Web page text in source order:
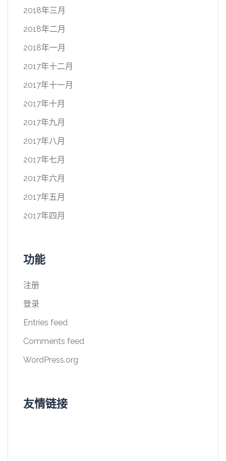
2018年三月
2018年二月
2018年一月
2017年十二月
2017年十一月
2017年十月
2017年九月
2017年八月
2017年七月
2017年六月
2017年五月
2017年四月
功能
注册
登录
Entries feed
Comments feed
WordPress.org
友情链接